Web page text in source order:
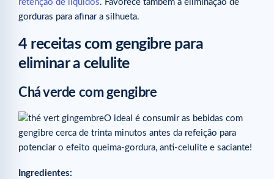
retenção de líquidos. Favorece também a eliminação de
gorduras para afinar a silhueta.
4 receitas com gengibre para
eliminar a celulite
Chá verde com gengibre
O ideal é consumir as bebidas com
gengibre cerca de trinta minutos antes da refeição para
potenciar o efeito queima-gordura, anti-celulite e saciante!
Ingredientes: